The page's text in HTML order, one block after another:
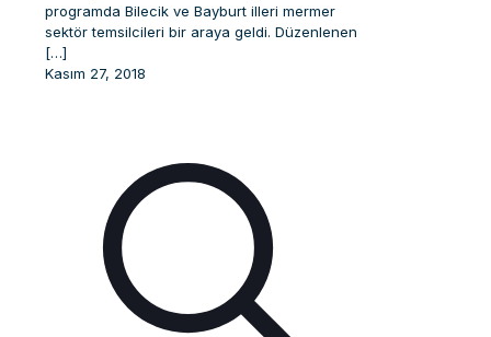
programda Bilecik ve Bayburt illeri mermer
sektör temsilcileri bir araya geldi. Düzenlenen
[…]
Kasım 27, 2018